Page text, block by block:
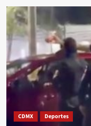
CDMX Deportes